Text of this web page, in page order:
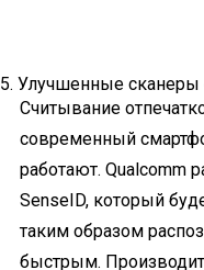
5. Улучшенные сканеры
Считывание
современный
работают. Qualcomm
SenseID, который
таким образом
быстрым.